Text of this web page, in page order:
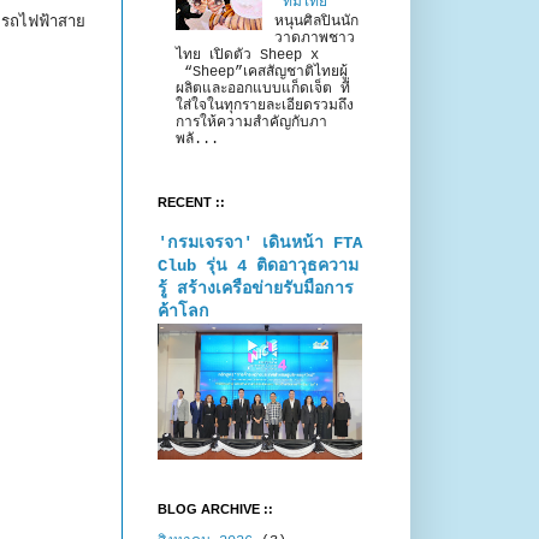
ถไฟฟ้าสาย
หนุนศิลปินนัก
วาดภาพชาว
ไทย เปิดตัว Sheep x
“Sheep”เคสสัญชาติไทยผู้
ผลิตและออกแบบแก็ดเจ็ต ที่
ใส่ใจในทุกรายละเอียดรวมถึง
การให้ความสำคัญกับภา
พลั...
RECENT ::
'กรมเจรจา' เดินหน้า FTA
Club รุ่น 4 ติดอาวุธความ
รู้ สร้างเครือข่ายรับมือการ
ค้าโลก
BLOG ARCHIVE ::